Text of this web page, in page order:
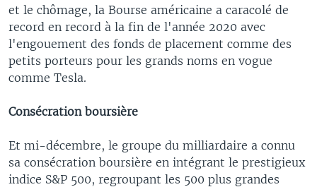
et le chômage, la Bourse américaine a caracolé de
record en record à la fin de l'année 2020 avec
l'engouement des fonds de placement comme des
petits porteurs pour les grands noms en vogue
comme Tesla.
Consécration boursière
Et mi-décembre, le groupe du milliardaire a connu
sa consécration boursière en intégrant le prestigieux
indice S&P 500, regroupant les 500 plus grandes